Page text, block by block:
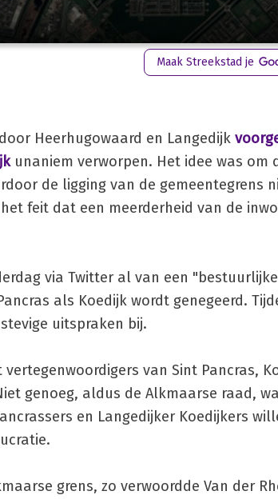
Maak Streekstad je
Heerhugowaard en Langedijk
unaniem verworpen. Het idee was om
de ligging van de gemeentegrens
feit dat een meerderheid van de
via Twitter al van een
als Koedijk wordt genegeerd.
uitspraken bij.
van Sint Pancras,
genoeg, aldus de Alkmaarse raad,
en Langedijker Koedijkers
grens, zo verwoordde Van der